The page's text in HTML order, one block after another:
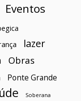
Eventos
lazer
Obras
Ponte Grande
Soberana